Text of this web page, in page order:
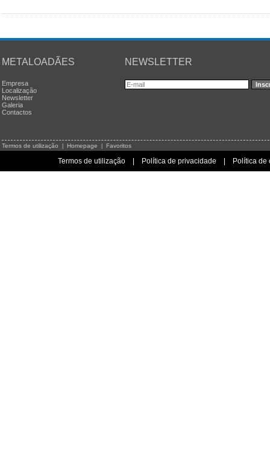
METALOADÃES
Empresa
Localização
Newsletter
Galeria
Contactos
NEWSLETTER
Termos de utilização Homepage Favoritos
Termos de utilização| Política de privacidade Política de